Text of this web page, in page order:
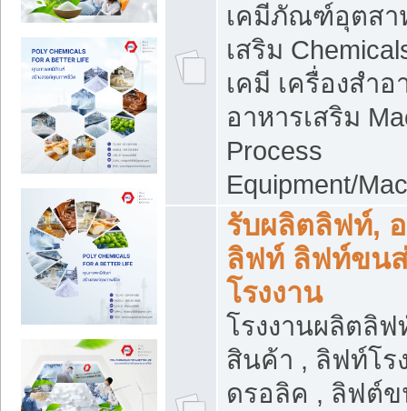
เคมีภัณฑ์อุตสา
เสริม
เคมี เครื่องสำ
อาหารเสริม
Process
Equipment/
รับผลิตลิฟท์,
ลิฟท์ ลิฟท์ขน
โรงงาน
โรงงานผลิตลิ
สินค้า , ลิฟท์โร
ดรอลิค , ลิฟต์